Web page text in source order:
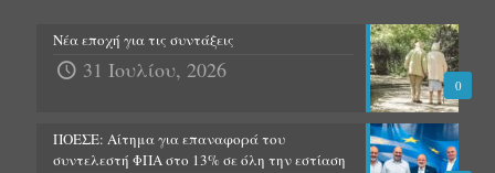
0
Νέα εποχή για τις συντάξεις
31 Ιουλίου, 2026
ΠΟΕΣΕ: Αίτημα για επαναφορά του
συντελεστή ΦΠΑ στο 13% σε όλη την εστίαση